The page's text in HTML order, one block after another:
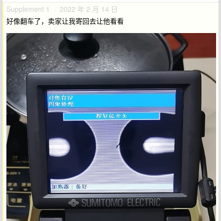
Supplement 1 · 2022 年 2 月 14 日
好像翻车了，卖家让我寄回去让他看看